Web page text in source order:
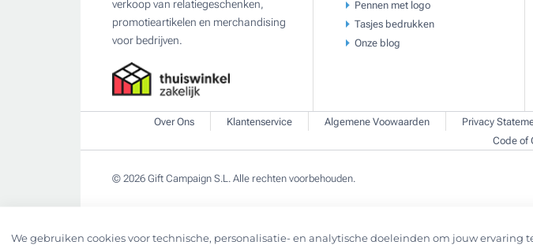
verkoop van relatiegeschenken,
promotieartikelen en merchandising
voor bedrijven.
Pennen met logo
Tasjes bedrukken
Onze blog
Over Ons Klantenservice Algemene Voowaarden Privacy
Code of
© 2026 Gift Campaign S.L. Alle rechten voorbehouden.
We gebruiken cookies voor technische, personalisatie- en analytische doeleinden om jouw